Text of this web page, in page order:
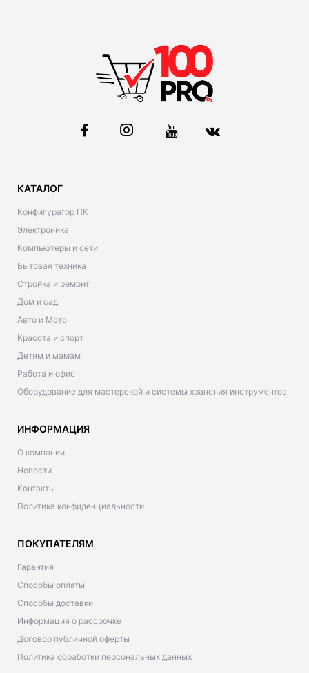
КАТАЛОГ
Конфигуратор ПК
Электроника
Компьютеры и сети
Бытовая техника
Стройка и ремонт
Дом и сад
Авто и Мото
Красота и спорт
Детям и мамам
Работа и офис
Оборудование для мастерской и системы хранения инструментов
ИНФОРМАЦИЯ
О компании
Новости
Контакты
Политика конфиденциальности
ПОКУПАТЕЛЯМ
Гарантия
Способы оплаты
Способы доставки
Информация о рассрочке
Договор публичной оферты
Политика обработки персональных данных